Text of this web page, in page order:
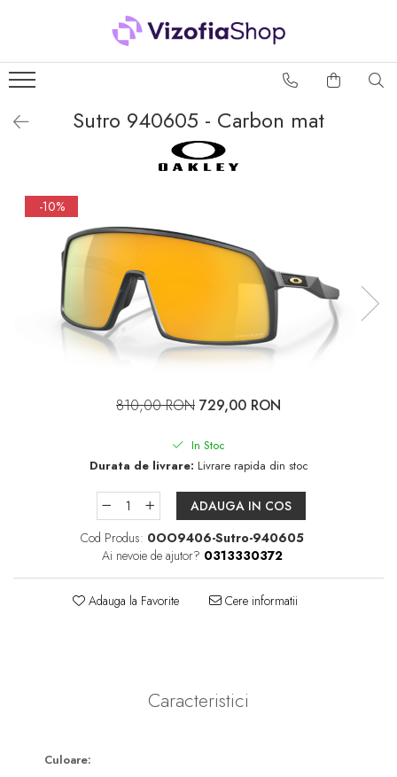
SOLUȚII ÎNTREȚINERE
LENTILE DE CONTACT
Soluții lentile moi
Sistem Peroxid
ACCESORII LENTILE DE
CONTACT
Accesorii lentile dure
Accesorii lentile moi
PACHETE AVANTAJOASE
Pachete întreținere lentile moi
Pachete întreținere lentile
dure/ RGP/ Ortho-K
PACHETE LENTILE DE
Lentile sferice
Lentile torice
Lentile multifocale
Intretinere Ortho-K
Sutro 940605 - Carbon mat
-10%
810,00 RON 729,00 RON
In Stoc
Durata de livrare: Livrare rapida din stoc
ADAUGA IN COS
Cod Produs: 0OO9406-Sutro-940605
Ai nevoie de ajutor? 0313330372
Adauga la Favorite Cere informatii
Caracteristici
Culoare: